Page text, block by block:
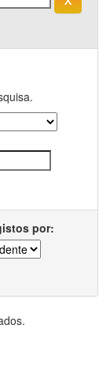
por: